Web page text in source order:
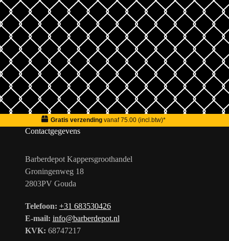
Gratis verzendingvanaf 75.00 (incl.btw)*
Contactgegevens
Barberdepot Kappersgroothandel
Groningenweg 18
2803PV Gouda
Telefoon: +31 683530426
E-mail: info@barberdepot.nl
KVK: 68747217